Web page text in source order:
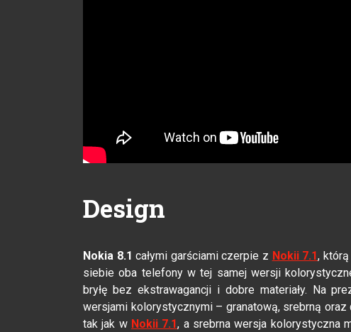
Design
Nokia 8.1 całymi garściami czerpie z Nokii 7.1,
siebie oba telefony w tej samej wersji
bryłę bez ekstrawagancji i dobre materiały. Na
wersjami kolorystycznymi – granatową, srebrną oraz
tak jak w Nokii 7.1, a srebrna wersja kolorystyczna